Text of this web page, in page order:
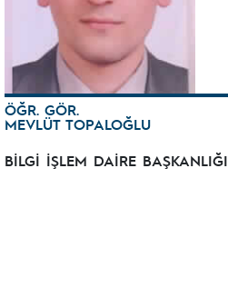
ÖĞR. GÖR.
MEVLÜT TOPALOĞLU
BİLGİ İŞLEM DAİRE BAŞKANLIĞI